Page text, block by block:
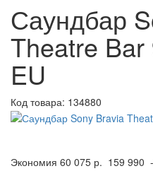
Саундбар
Theatre Bar
EU
Код товара: 134880
Экономия 60 075 р. 159 990